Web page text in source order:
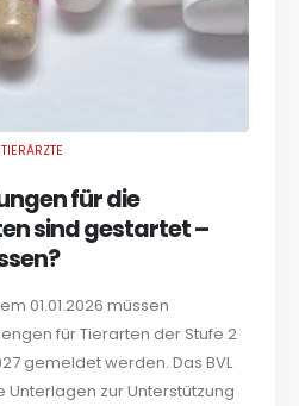
für die
sind gestartet –
01.01.2026 müssen
für Tierarten der Stufe 2
gemeldet werden. Das BVL
zur Unterstützung